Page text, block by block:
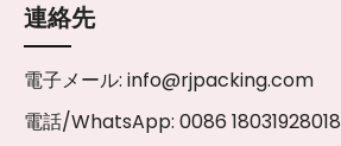
連絡先
電子メール: info@rjpacking.com
電話/WhatsApp: 0086 18031928018